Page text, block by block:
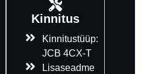
Kinnitus
Kinnitustüüp:
JCB 4CX-T
Lisaseadme